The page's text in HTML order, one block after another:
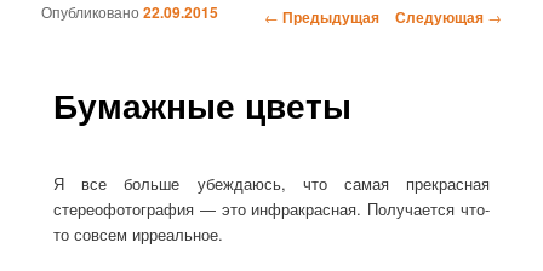
Навигация по записям
← Предыдущая Следующая →
Бумажные цветы
Опубликовано22.09.2015
Я все больше убеждаюсь, что самая прекрасная
стереофотография — это инфракрасная. Получается что-
то совсем ирреальное.